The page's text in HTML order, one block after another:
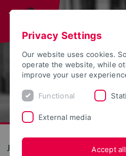
Jubiläum 50 Jahre TH OWL
Privacy Settings
Our website uses cookies.
operate the website, while
improve your user
Functional
External media
Accept all